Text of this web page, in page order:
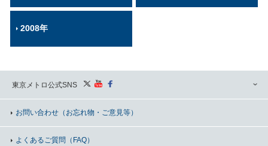
2008年
東京メトロ公式SNS
お問い合わせ （お忘れ物・ご意見等）
よくあるご質問（FAQ）